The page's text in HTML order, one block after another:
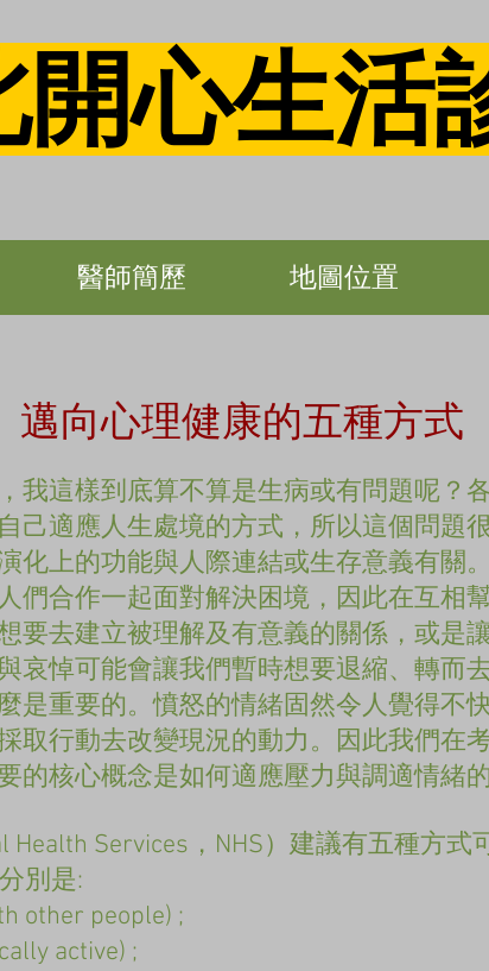
開心生活
醫師簡歷 地圖位置
邁向心理健康的五種方式
我這樣到底算不算是生病或有問題呢？
己適應人生處境的方式，所以這個問題
化上的功能與人際連結或生存意義有關
們合作一起面對解決困境，因此在互相
要去建立被理解及有意義的關係，或是
哀悼可能會讓我們暫時想要退縮、轉而
是重要的。憤怒的情緒固然令人覺得不
取行動去改變現況的動力。因此我們在
的核心概念是如何適應壓力與調適情緒的
Health Services，NHS）建議有五種方式
別是:
other people) ;
active) ;